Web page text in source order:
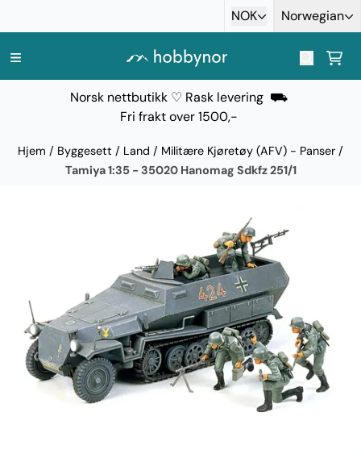
NOK Norwegian
Norsk nettbutikk ♡ Rask levering ⛟
Fri frakt over 1500,-
Hjem / Byggesett / Land / Militære Kjøretøy (AFV) - Panser /
Tamiya 1:35 - 35020 Hanomag Sdkfz 251/1